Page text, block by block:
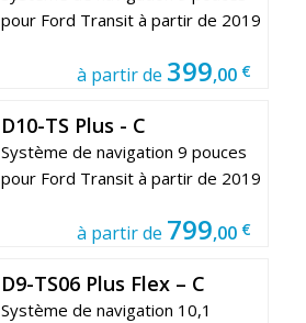
pour Ford Transit à partir de 2019
à partir de 399,00 €
D10-TS Plus - C
Système de navigation 9 pouces
pour Ford Transit à partir de 2019
à partir de 799,00 €
D9-TS06 Plus Flex – C
Système de navigation 10,1